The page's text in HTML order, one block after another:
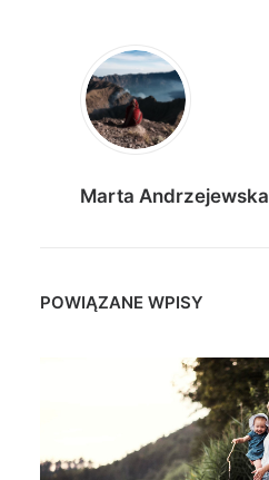
Marta Andrzejewska
POWIĄZANE WPISY